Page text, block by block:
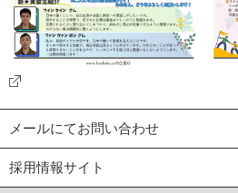
メールにてお問い合わせ
採用情報サイト